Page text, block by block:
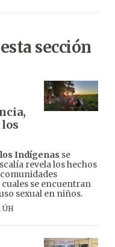
sección
Indígenas se
revela los hechos
se encuentran
sexual en niños.
ÚH